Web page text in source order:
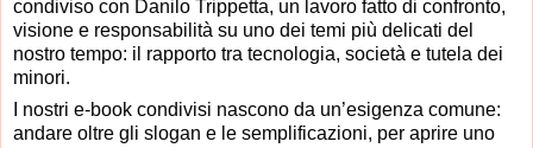
condiviso con Danilo Trippetta, un lavoro fatto di confronto,
visione e responsabilità su uno dei temi più delicati del
nostro tempo: il rapporto tra tecnologia, società e tutela dei
minori.
I nostri e-book condivisi nascono da un’esigenza comune:
andare oltre gli slogan e le semplificazioni, per aprire uno